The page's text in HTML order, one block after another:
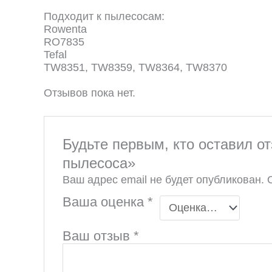
Подходит к пылесосам:
Rowenta
RO7835
Tefal
TW8351, TW8359, TW8364, TW8370
Отзывов пока нет.
Будьте первым, кто оставил
пылесоса»
Ваш адрес email не будет опубликован.
Ваша оценка*
Ваш отзыв*